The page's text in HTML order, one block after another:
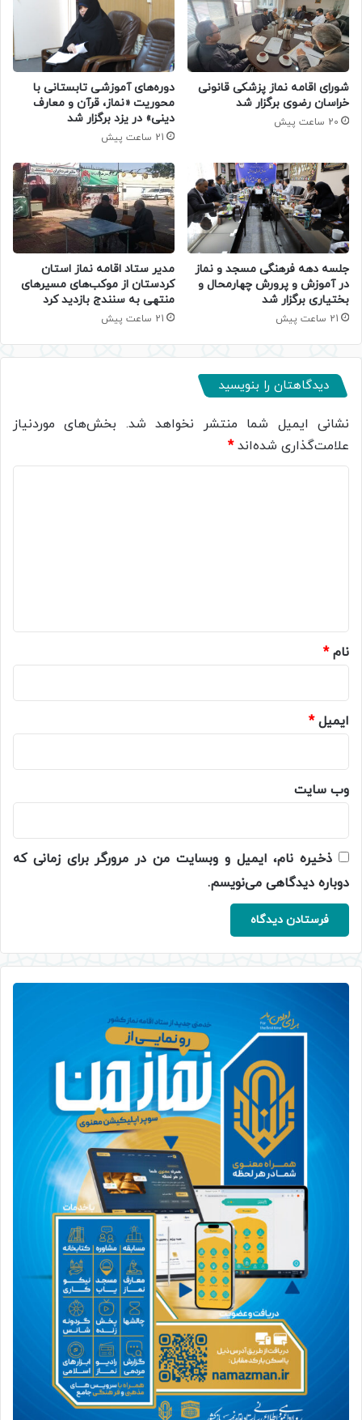
شورای اقامه نماز پزشکی قانونی
خراسان رضوی برگزار شد
20 ساعت پیش
دوره‌های آموزشی تابستانی با
محوریت «نماز، قرآن و معارف
دینی» در یزد برگزار شد
21 ساعت پیش
جلسه دهه فرهنگی مسجد و نماز
در آموزش و پرورش چهارمحال و
بختیاری برگزار شد
21 ساعت پیش
مدیر ستاد اقامه نماز استان
کردستان از موکب‌های مسیرهای
منتهی به سنندج بازدید کرد
21 ساعت پیش
دیدگاهتان را بنویسید
نشانی ایمیل شما منتشر نخواهد شد. بخش‌های موردنیاز
علامت‌گذاری شده‌اند*
نام*
ایمیل*
وب‌ سایت
ذخیره نام، ایمیل و وبسایت من در مرورگر برای زمانی که
دوباره دیدگاهی می‌نویسم.